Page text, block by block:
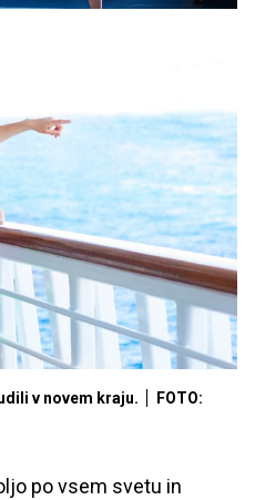
v novem kraju.
FOTO:
po vsem svetu in